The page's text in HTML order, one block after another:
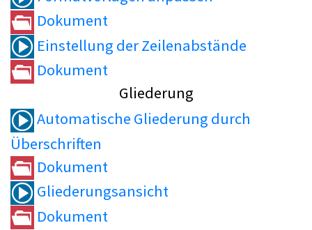
Dokument
Einstellung der Zeilenabstände
Dokument
Gliederung
Automatische Gliederung durch
Überschriften
Dokument
Gliederungsansicht
Dokument